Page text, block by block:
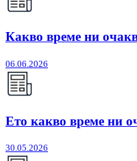
Какво време ни
06.06.2026
Ето какво време ни
30.05.2026